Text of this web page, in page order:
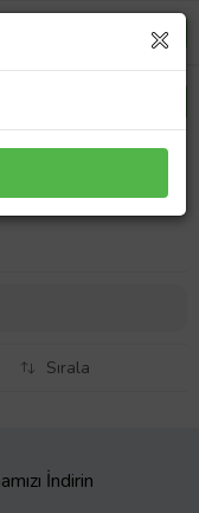
Saati
Sırala
İndirin